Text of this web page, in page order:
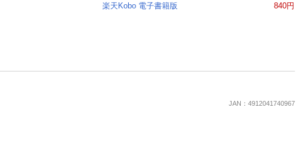
楽天Kobo 電子書籍版 840円
JAN：4912041740967